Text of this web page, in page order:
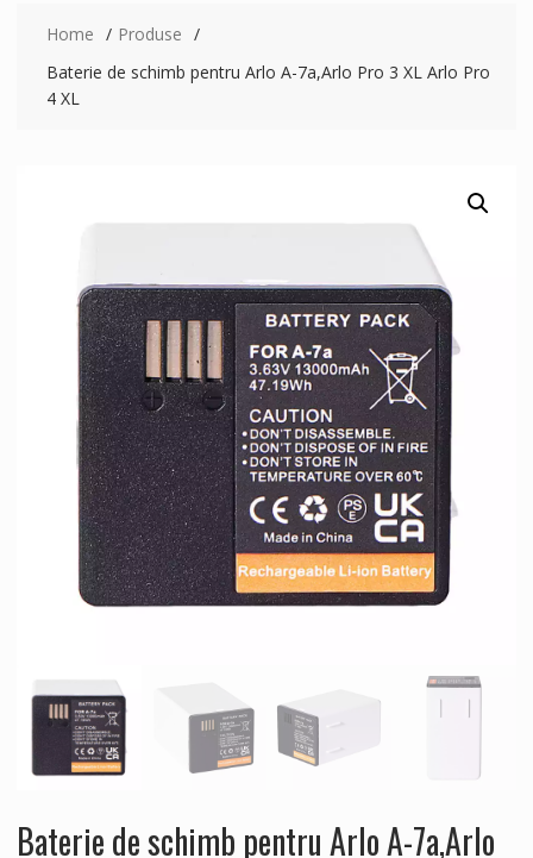
Home
Produse
Baterie de schimb pentru Arlo A-7a,Arlo Pro 3 XL Arlo Pro
4 XL
Baterie de schimb pentru Arlo A-7a,Arlo